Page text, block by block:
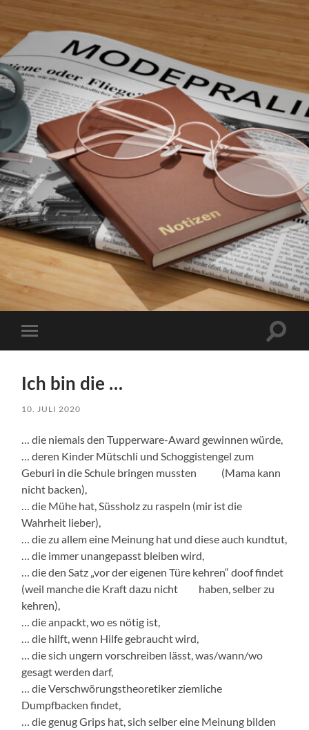
Mobile-
Menü
Ich bin die …
10. JULI 2020
… die niemals den Tupperware-Award gewinnen würde,
… deren Kinder Mütschli und Schoggistengel zum
Geburi in die Schule bringen mussten (Mama kann
nicht backen),
… die Mühe hat, Süssholz zu raspeln (mir ist die
Wahrheit lieber),
… die zu allem eine Meinung hat und diese auch kundtut,
… die immer unangepasst bleiben wird,
… die den Satz „vor der eigenen Türe kehren“ doof findet
(weil manche die Kraft dazu nicht haben, selber zu
kehren),
… die anpackt, wo es nötig ist,
… die hilft, wenn Hilfe gebraucht wird,
… die sich ungern vorschreiben lässt, was/wann/wo
gesagt werden darf,
… die Verschwörungstheoretiker ziemliche
Dumpfbacken findet,
… die genug Grips hat, sich selber eine Meinung bilden